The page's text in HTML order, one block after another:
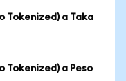
Tokenized) a Taka
Tokenized) a Peso